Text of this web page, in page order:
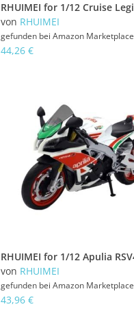
von RHUIMEI
gefunden bei Amazon Marketplace
44,26 €
von RHUIMEI
gefunden bei Amazon Marketplace
43,96 €